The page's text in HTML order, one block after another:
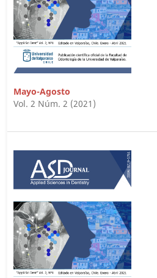
Mayo-Agosto
Vol. 2 Núm. 2 (2021)